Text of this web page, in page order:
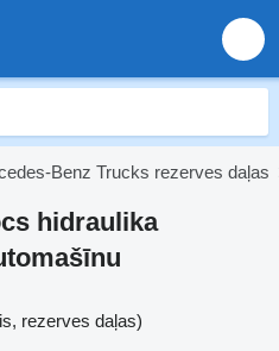
Benz Trucks rezerves daļas
hidraulika
rezerves daļas)